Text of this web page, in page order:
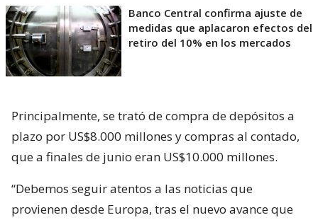
Banco Central confirma ajuste de
medidas que aplacaron efectos del
retiro del 10% en los mercados
Principalmente, se trató de compra de depósitos a
plazo por US$8.000 millones y compras al contado,
que a finales de junio eran US$10.000 millones.
“Debemos seguir atentos a las noticias que
provienen desde Europa, tras el nuevo avance que